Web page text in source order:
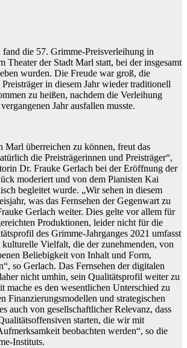
die 57. Grimme-Preisverleihung in
Theater der Stadt Marl statt, bei der insgesamt
wurden. Die Freude war groß, die
in diesem Jahr wieder traditionell
zu heißen, nachdem die Verleihung
Jahr ausfallen musste.
Marl überreichen zu können, freut das
die Preisträgerinnen und Preisträger“,
Dr. Frauke Gerlach bei der Eröffnung der
moderiert und von dem Pianisten Kai
begleitet wurde. „Wir sehen in diesem
was das Fernsehen der Gegenwart zu
Gerlach weiter. Dies gelte vor allem für
Produktionen, leider nicht für die
des Grimme-Jahrganges 2021 umfasst
kulturelle Vielfalt, die der zunehmenden, von
Beliebigkeit von Inhalt und Form,
so Gerlach. Das Fernsehen der digitalen
nicht umhin, sein Qualitätsprofil weiter zu
mache es den wesentlichen Unterschied zu
Finanzierungsmodellen und strategischen
auch von gesellschaftlicher Relevanz, dass
starten, die wir mit
beobachten werden“, so die
Instituts.